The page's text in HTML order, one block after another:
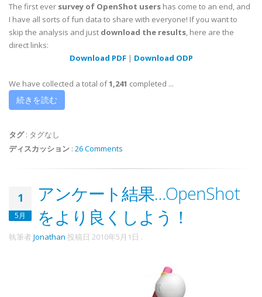
The first ever survey of OpenShot users has come to an end, and
I have all sorts of fun data to share with everyone! If you want to
skip the analysis and just download the results, here are the
direct links:
Download PDF| Download ODP
We have collected a total of1,241 completed ...
続きを読む
タグ: タグなし
ディスカッション : 26 Comments
1
5月
アンケート結果…OpenShot
をより良くしよう！
執筆者 Jonathan 投稿日 2010年5月1日 .